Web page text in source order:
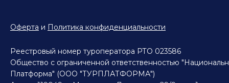
Оферта и Политика конфиденциальности
Реестровый номер туроператора РТО 023586
Общество с ограниченной ответственностью
Платформа" (ООО "ТУРПЛАТФОРМА")